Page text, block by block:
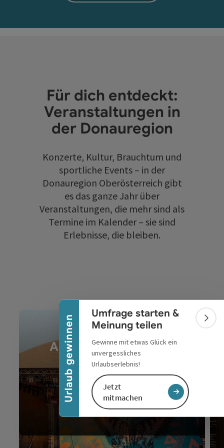
Urlaub gewinnen
Banner einklappen
Umfrage starten &
Meinung teilen
Gewinne mit etwas Glück ein
unvergessliches
Urlaubserlebnis!
Jetzt
mitmachen
Für dich entdeckt:
Veranstaltungen in
der Donauregion
Konzerte, Kultur, Brauchtum und
sportliche Events – in der
Donauregion Oberösterreich gibt
es das ganze Jahr über
Veranstaltungen, die mehr sind als
Termine im Kalender – sie sind
Erlebnisse, die bleiben.
Alle Veranstaltungen
im Überblick